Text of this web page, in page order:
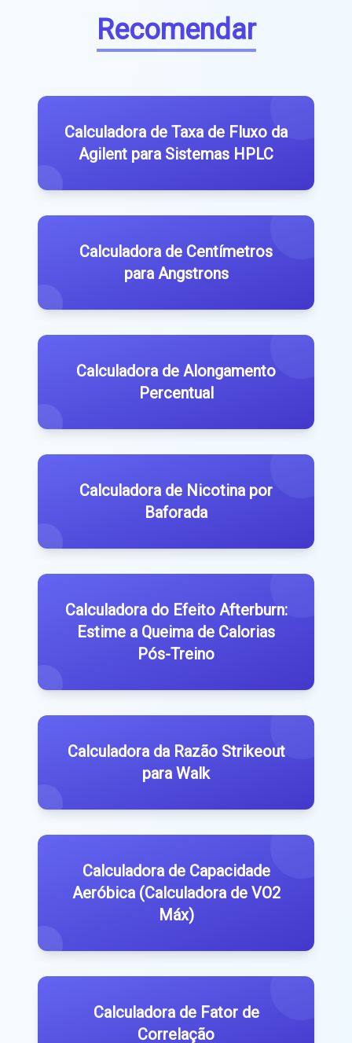
Recomendar
Calculadora de Taxa de Fluxo da
Agilent para Sistemas HPLC
Calculadora de Centímetros
para Angstrons
Calculadora de Alongamento
Percentual
Calculadora de Nicotina por
Baforada
Calculadora do Efeito Afterburn:
Estime a Queima de Calorias
Pós-Treino
Calculadora da Razão Strikeout
para Walk
Calculadora de Capacidade
Aeróbica (Calculadora de VO2
Máx)
Calculadora de Fator de
Correlação